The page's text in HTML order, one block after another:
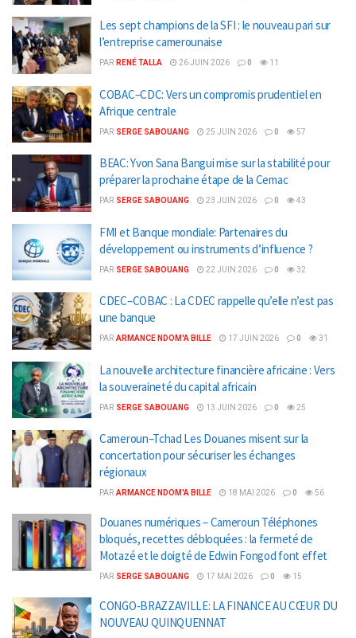
Les sept champions de la SFI : le nouveau pari sur
l’entreprise camerounaise
PAR RENÉ TALLA 26 JUIN 2026 0 11
COBAC–CDC: Vers un compromis prudentiel en
Afrique centrale
PAR SERGE SABOUANG 25 JUIN 2026 0 57
BEAC: Yvon Sana Bangui mise sur la stabilité pour
préparer la prochaine étape de la Cemac
PAR SERGE SABOUANG 23 JUIN 2026 0 43
FMI et Banque mondiale: Partenaires du
développement ou instruments d’influence ?
PAR SERGE SABOUANG 22 JUIN 2026 0 32
CDEC–COBAC : La CDEC rappelle qu’elle n’est pas
une banque
PAR ARMANCE NDOM'A BILLE 17 JUIN 2026 0 31
La nouvelle architecture financière africaine : Vers
la souveraineté du capital africain
PAR SERGE SABOUANG 13 JUIN 2026 0 25
Cameroun–Tchad Les Douanes misent sur la
concertation pour sécuriser les échanges
régionaux
PAR ARMANCE NDOM'A BILLE 18 MAI 2026 0 56
Douanes numériques – Cameroun Téléphones
bloqués, recettes débloquées : la fermeté de
Motazé et le doigté de Edwin Fongod font effet
PAR SERGE SABOUANG 17 MAI 2026 0 15
CONGO-BRAZZAVILLE: LA FINANCE AU CŒUR DU
NOUVEAU QUINQUENNAT